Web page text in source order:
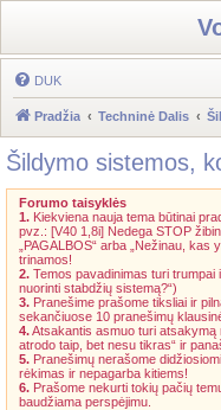
DUK
Pradžia Techninė Dalis
Šildymo sistemos,
Forumo taisyklės
1. Kiekviena nauja tema būtinai
pvz.: [V40 1,8i] Nedega STOP
„PAGALBOS“ arba „Nežinau,
trinamos!
2. Temos pavadinimas turi trumpai
nuorinti stabdžių sistemą?“)
3. Pranešime prašome tiksliai ir
sekančiuose 10 pranešimų
4.Atsakantis asmuo turi atsakymą
atrodo taip, bet nesu tikras“ ir
5. Pranešimų nerašome
rėkimas ir nepagarba kitiems!
6. Prašome nekurti tokių pačių
baudžiama perspėjimu.